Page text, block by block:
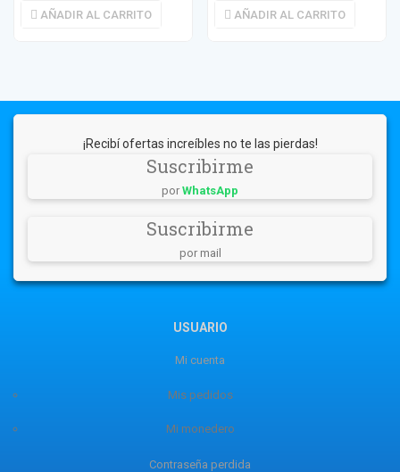
AÑADIR AL CARRITO AÑADIR AL CARRITO
¡Recibí ofertas increíbles no te las pierdas!
Suscribirme
por WhatsApp
Suscribirme
por mail
USUARIO
Mi cuenta
Mis pedidos
Mi monedero
Contraseña perdida